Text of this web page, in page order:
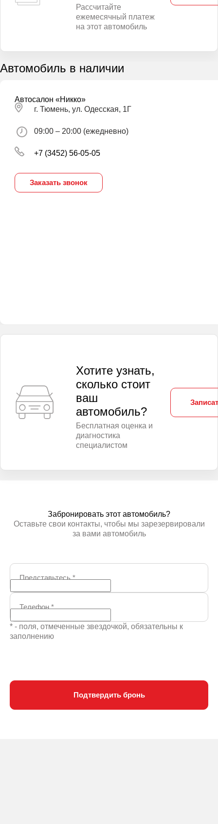
Рассчитайте
ежемесячный платеж
на этот автомобиль
Автомобиль в наличии
Автосалон «Никко»
г. Тюмень, ул. Одесская, 1Г
09:00 – 20:00 (ежедневно)
+7 (3452) 56-05-05
Заказать звонок
Хотите узнать,
сколько стоит
ваш
автомобиль?
Бесплатная оценка и
диагностика
специалистом
Забронировать этот автомобиль?
Оставьте свои контакты, чтобы мы зарезервировали
за вами автомобиль
Представьтесь*
Телефон*
* - поля, отмеченные звездочкой, обязательны к
заполнению
Подтвердить бронь